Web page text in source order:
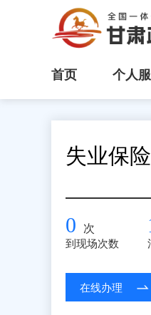
首页 个人
失业保
0 次
到现场次数
在线办理